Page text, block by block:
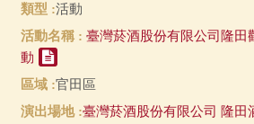
活動
臺灣菸酒股份有限公司隆田
動
官田區
臺灣菸酒股份有限公司 隆田